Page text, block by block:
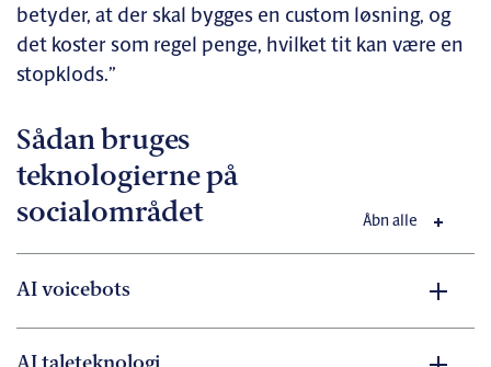
betyder, at der skal bygges en custom løsning, og
det koster som regel penge, hvilket tit kan være en
stopklods.”
Sådan bruges
teknologierne på
socialområdet
Åbn alle
AI voicebots